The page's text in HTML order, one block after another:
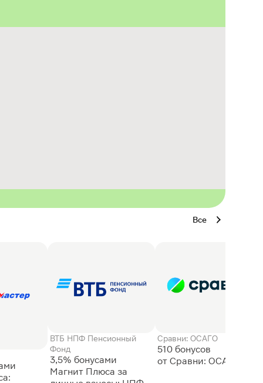
Все
ВТБ НПФ Пенсионный
Фонд
3,5% бонусами
Магнит Плюса за
Сравни: ОСАГО
510 бонусов